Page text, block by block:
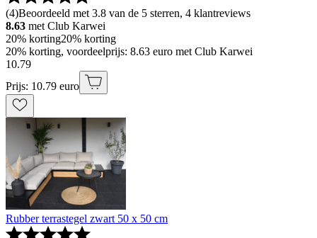
(4)Beoordeeld met 3.8 van de 5 sterren, 4 klantreviews
8.63 met Club Karwei
20% korting20% korting
20% korting, voordeelprijs: 8.63 euro met Club Karwei
10.79
Prijs: 10.79 euro
Rubber terrastegel zwart 50 x 50 cm